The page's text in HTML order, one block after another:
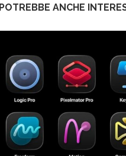
POTREBBE ANCHE